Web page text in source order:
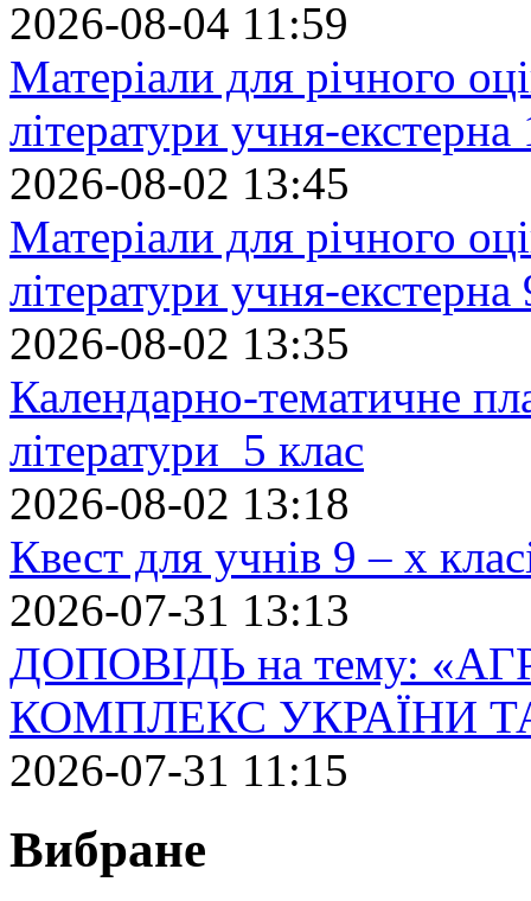
2026-08-04 11:59
Матеріали для річного
літератури учня-екстерна
2026-08-02 13:45
Матеріали для річного
літератури учня-екстерна
2026-08-02 13:35
Календарно-тематичне
літератури 5 клас
2026-08-02 13:18
Квест для учнів 9 – х
2026-07-31 13:13
ДОПОВІДЬ на тему:
КОМПЛЕКС УКРАЇНИ
2026-07-31 11:15
Вибране